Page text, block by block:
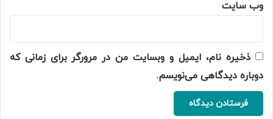
وب‌ سایت
ذخیره نام، ایمیل و وبسایت من در مرورگر برای زمانی که
دوباره دیدگاهی می‌نویسم.